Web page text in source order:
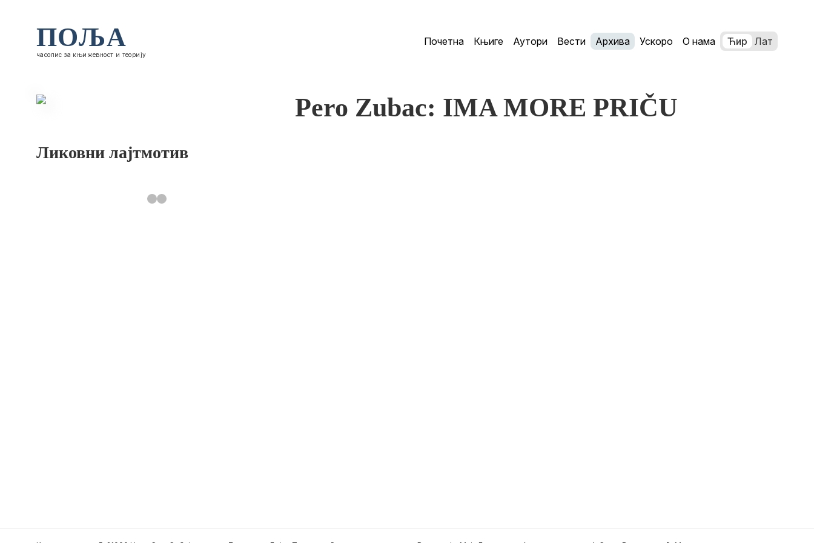
ПОЉА
часопис за књижевност и теорију
Почетна Књиге Аутори Вести Архива Ускоро О нама Ћир Лат
Ликовни лајтмотив
Pero Zubac: IMA MORE PRIČU